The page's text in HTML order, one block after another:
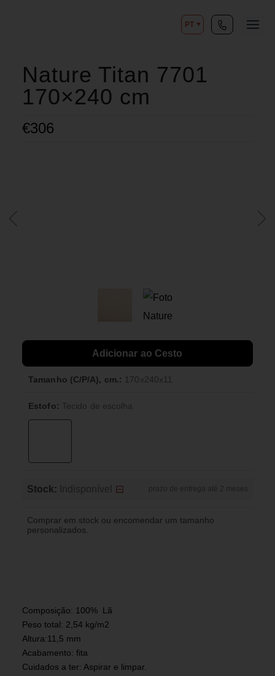
PT
Nature Titan 7701
170×240 cm
€306
Tamanho (C/P/A), cm.: 170х240х11
Estofo: Tecido de escolha
Stock: Indisponível prazo de entrega até 2 meses
Comprar em stock ou encomendar um tamanho
personalizados.
Adicionar ao Cesto
Composição: 100% Lã
Peso total: 2,54 kg/m2
Altura:11,5 mm
Acabamento: fita
Cuidados a ter: Aspirar e limpar.